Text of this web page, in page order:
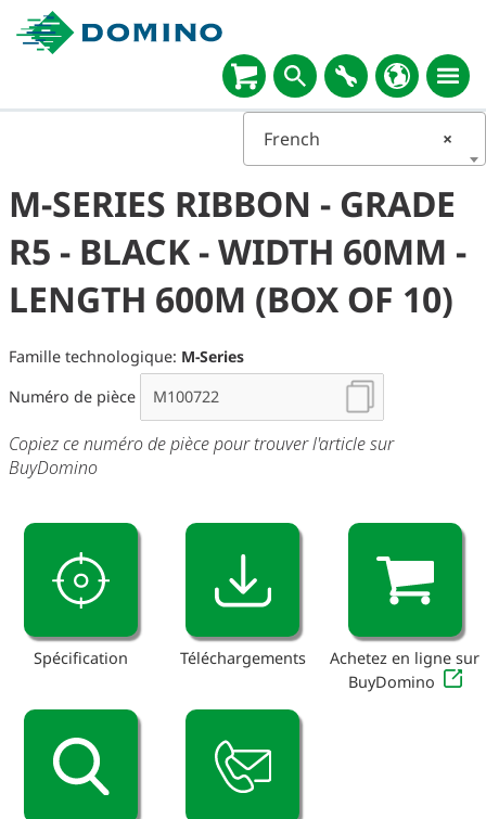
×
French
M-SERIES RIBBON - GRADE
R5 - BLACK - WIDTH 60MM -
LENGTH 600M (BOX OF 10)
Famille technologique: M-Series
Numéro de pièce
Copiez ce numéro de pièce pour trouver l'article sur
BuyDomino
Spécification Téléchargements
Achetez en ligne sur
BuyDomino